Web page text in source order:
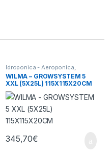
Idroponica - Aeroponica
Sistemi Idroponici
WILMA – GROWSYSTEM 5
XXL (5X25L) 115X115X20CM
345,70€